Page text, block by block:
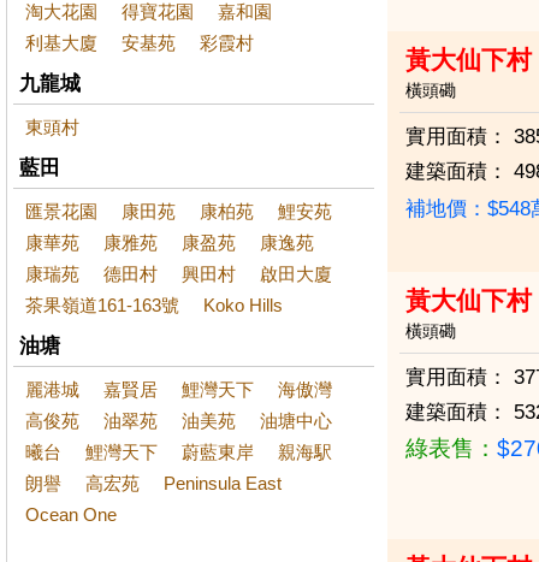
淘大花園
得寶花園
嘉和園
利基大廈
安基苑 彩霞村
九龍城
東頭村
藍田
匯景花園 康田苑 康柏苑
鯉安苑
康華苑
康雅苑 康盈苑
康逸苑
康瑞苑
德田村 興田村
啟田大廈
茶果嶺道161-163號
Koko Hills
油塘
麗港城 嘉賢居 鯉灣天下
海傲灣
高俊苑
油翠苑 油美苑
油塘中心
曦台
鯉灣天下 蔚藍東岸
親海駅
朗譽
高宏苑
Peninsula East
Ocean One
黃大仙下村
橫頭磡
實用面積：
建築面積：
補地價：
黃大仙下
橫頭磡
實用面積：
建築面積：
綠表售：